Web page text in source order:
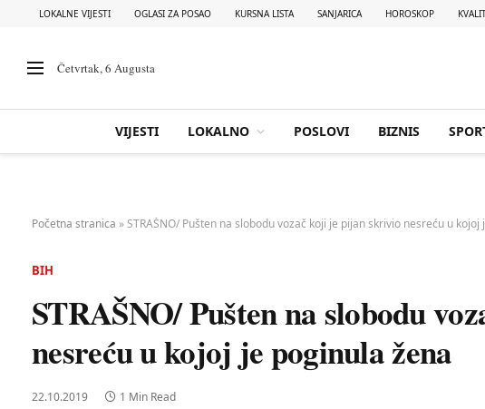
LOKALNE VIJESTI OGLASI ZA POSAO KURSNA LISTA SANJARICA HOROSKOP
Četvrtak, 6 Augusta
VIJESTI LOKALNO POSLOVI BIZNIS
Početna stranica »STRAŠNO/ Pušten na slobodu vozač koji je pijan skrivio nesreću u kojoj
BIH
STRAŠNO/ Pušten na slobodu
nesreću u kojoj je poginula žena
22.10.2019 1 Min Read